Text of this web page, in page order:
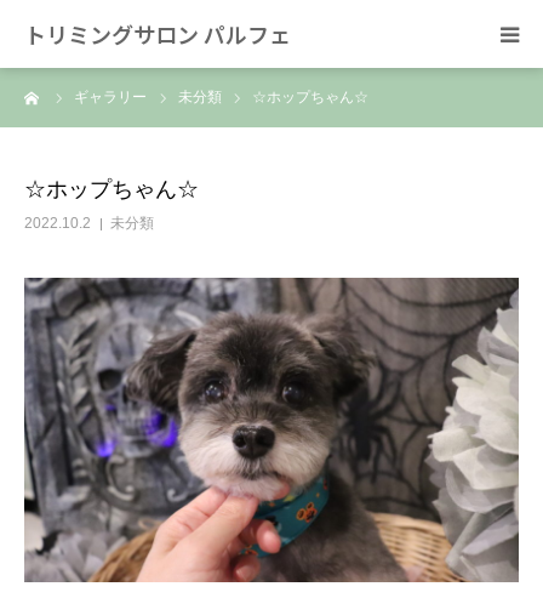
トリミングサロン パルフェ
ギャラリー 未分類 ☆ホップちゃん☆
☆ホップちゃん☆
2022.10.2 未分類
HOME
スタッフ
SNS/リンク